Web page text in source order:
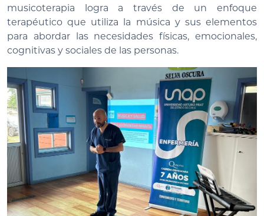
musicoterapia logra a través de un enfoque
terapéutico que utiliza la música y sus elementos
para abordar las necesidades físicas, emocionales,
cognitivas y sociales de las personas.